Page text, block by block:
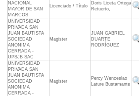
NACIONAL
MAYOR DE SAN
MARCOS
Licenciado / Título
Doris Liceta Ortega
Retuerto,
UNIVERSIDAD
PRIVADA SAN
JUAN BAUTISTA
SOCIEDAD
ANONIMA
CERRADA -
UPSJB SAC
Magister
JUAN GABRIEL
DUARTE
RODRÍGUEZ
UNIVERSIDAD
PRIVADA SAN
JUAN BAUTISTA
SOCIEDAD
ANONIMA
CERRADA -
Magister
Percy Wenceslao
Lature Bustamante